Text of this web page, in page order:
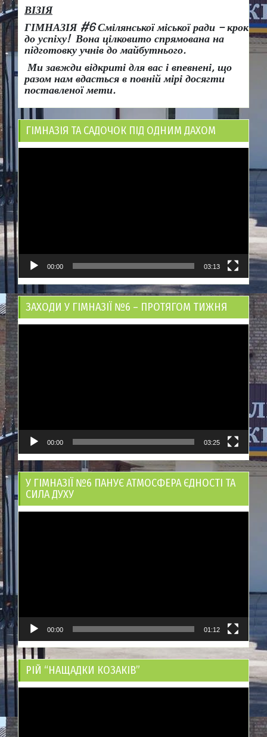
ВІЗІЯ
ГІМНАЗІЯ #6 Смілянської міської ради – крок
до успіху! Вона цілковито спрямована на
підготовку учнів до майбутнього.
Ми завжди відкриті для вас і впевнені, що
разом нам вдасться в повній мірі досягти
поставленої мети.
ГІМНАЗІЯ ТА САДОЧОК ПІД ОДНИМ ДАХОМ
00:00 03:13
ЗАХОДИ У ГІМНАЗІЇ №6 – ПРОТЯГОМ ТИЖНЯ
00:00 03:25
У ГІМНАЗІЇ №6 ПАНУЄ АТМОСФЕРА ЄДНОСТІ ТА
СИЛА ДУХУ
00:00 01:12
РІЙ “НАЩАДКИ КОЗАКІВ”